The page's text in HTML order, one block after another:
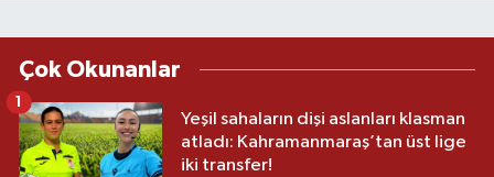
Çok Okunanlar
Yeşil sahaların dişi aslanları klasman
atladı: Kahramanmaraş’tan üst lige
iki transfer!
1